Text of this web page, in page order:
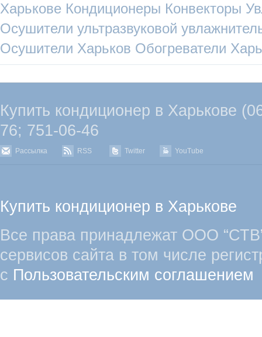
Харькове Кондиционеры Конвекторы
Осушители ультразвуковой
Осушители Харьков Обогреватели
Купить кондиционер в Харькове
76; 751-06-46
Рассылка RSS Twitter YouTube
Купить кондиционер в Харькове
Все права принадлежат ООО
сервисов сайта в том числе
с Пользовательским соглашением